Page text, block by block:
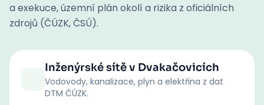
a exekuce, územní plán okolí a rizika z oficiálních
zdrojů (ČÚZK, ČSÚ).
Inženýrské sítěv Dvakačovicích
Vodovody, kanalizace, plyn a elektřina z dat
DTM ČÚZK.